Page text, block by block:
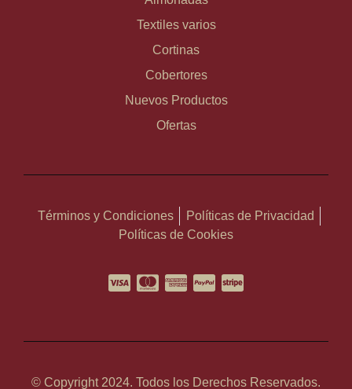
Textiles varios
Cortinas
Cobertores
Nuevos Productos
Ofertas
Términos y Condiciones
Políticas de Privacidad
Políticas de Cookies
© Copyright 2024. Todos los Derechos Reservados.